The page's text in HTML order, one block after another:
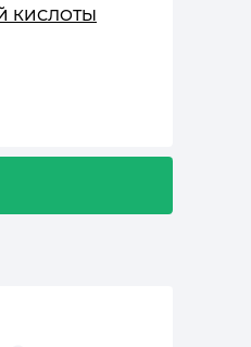
КИСЛОТЫ